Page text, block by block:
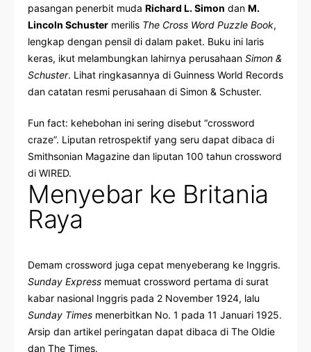
pasangan penerbit muda Richard L. Simon dan M.
Lincoln Schuster merilis The Cross Word Puzzle Book,
lengkap dengan pensil di dalam paket. Buku ini laris
keras, ikut melambungkan lahirnya perusahaan Simon &
Schuster. Lihat ringkasannya di Guinness World Records
dan catatan resmi perusahaan di Simon & Schuster.
Fun fact: kehebohan ini sering disebut “crossword
craze”. Liputan retrospektif yang seru dapat dibaca di
Smithsonian Magazine dan liputan 100 tahun crossword
di WIRED.
Menyebar ke Britania
Raya
Demam crossword juga cepat menyeberang ke Inggris.
Sunday Express memuat crossword pertama di surat
kabar nasional Inggris pada 2 November 1924, lalu
Sunday Times menerbitkan No. 1 pada 11 Januari 1925.
Arsip dan artikel peringatan dapat dibaca di The Oldie
dan The Times.